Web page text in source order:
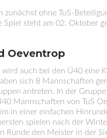
ohne TuS-
steht am 02. Oktober
Oeventrop
wird auch bei den Ü40 eine
sich 8 Mannschaften
antreten. In der
Mannschaften von TuS
in einer einfachen
spielen nach der
Runde den Meister in der